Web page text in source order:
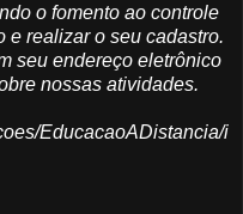
o fomento ao controle
e realizar o seu cadastro.
seu endereço eletrônico
nossas atividades.
EducacaoADistancia/i